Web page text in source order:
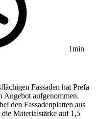
1min
Fassaden hat Prefa
Angebot aufgenommen.
den Fassadenplatten aus
Materialstärke auf 1,5